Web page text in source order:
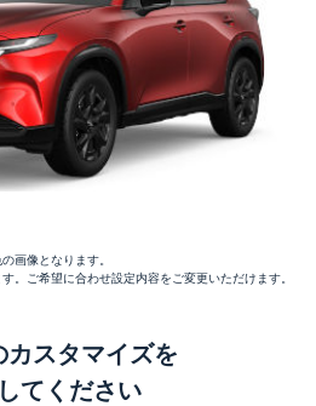
画像となります。
。ご希望に合わせ設定内容をご変更いただけます。
カスタマイズを
てください